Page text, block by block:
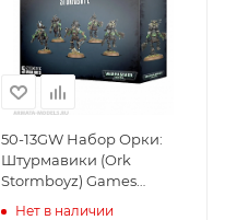
50-13GW Набор Орки:
Штурмавики (Ork
Stormboyz) Games
Workshop
Нет в наличии